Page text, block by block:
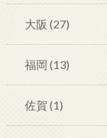
大阪 (27)
福岡 (13)
佐賀 (1)